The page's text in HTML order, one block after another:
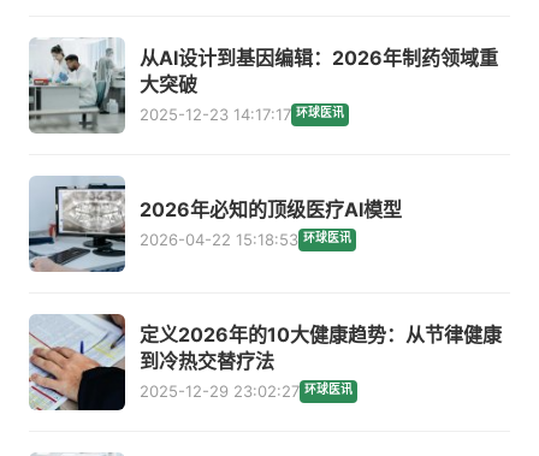
从AI设计到基因编辑：2026年制药领域重
大突破
2025-12-23 14:17:17 环球医讯
2026年必知的顶级医疗AI模型
2026-04-22 15:18:53 环球医讯
定义2026年的10大健康趋势：从节律健康
到冷热交替疗法
2025-12-29 23:02:27 环球医讯